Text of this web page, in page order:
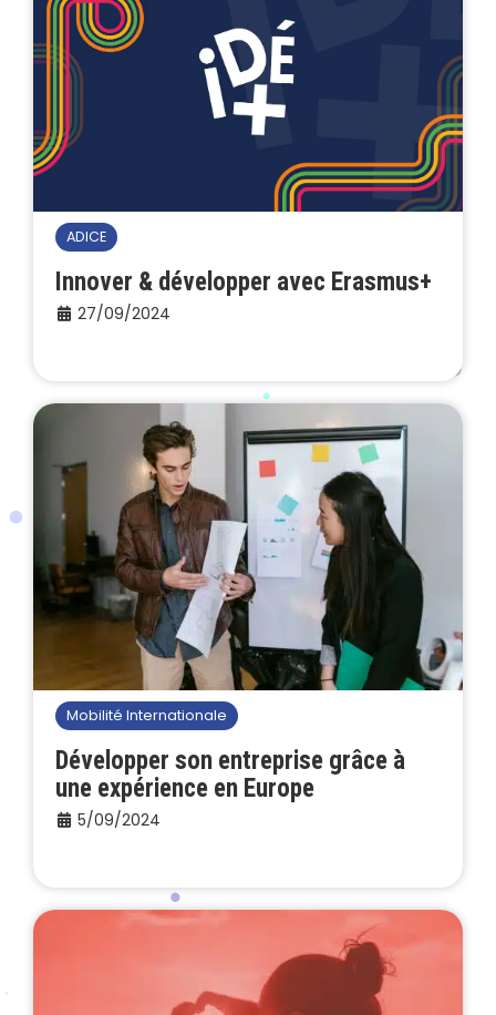
ADICE
Innover & développer avec Erasmus+
27/09/2024
Mobilité Internationale
Développer son entreprise grâce à
une expérience en Europe
5/09/2024